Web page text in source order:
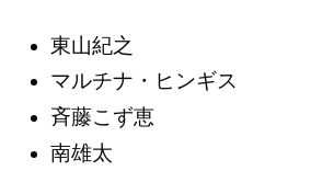
東山紀之
マルチナ・ヒンギス
斉藤こず恵
南雄太